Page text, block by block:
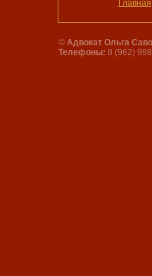
Главная
© Адвокат Ольга
Телефоны: 8 (962)